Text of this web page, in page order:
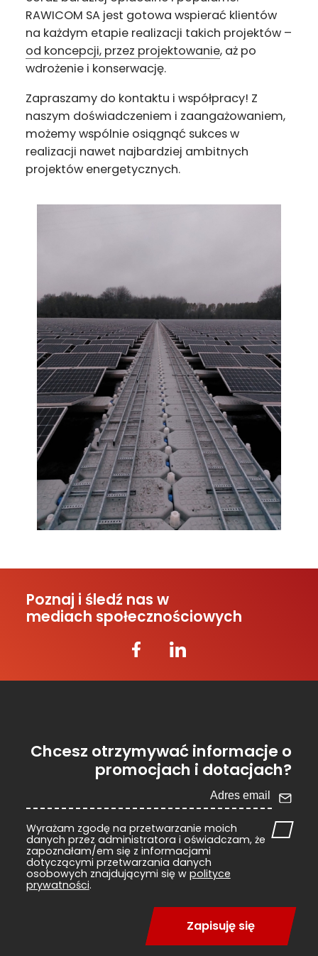
RAWICOM SA jest gotowa wspierać klientów
na każdym etapie realizacji takich projektów –
od koncepcji, przez projektowanie, aż po
wdrożenie i konserwację.
Zapraszamy do kontaktu i współpracy! Z
naszym doświadczeniem i zaangażowaniem,
możemy wspólnie osiągnąć sukces w
realizacji nawet najbardziej ambitnych
projektów energetycznych.
Poznaj i śledź nas w
mediach społecznościowych
Chcesz otrzymywać informacje o
promocjach i dotacjach?
Wyrażam zgodę na przetwarzanie moich
danych przez administratora i oświadczam, że
zapoznałam/em się z informacjami
dotyczącymi przetwarzania danych
osobowych znajdującymi się w polityce
prywatności.
Zapisuję się